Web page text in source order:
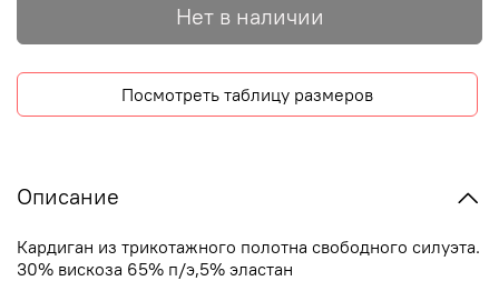
Нет в наличии
Посмотреть таблицу размеров
Описание
Кардиган из трикотажного полотна свободного силуэта.
30% вискоза 65% п/э,5% эластан